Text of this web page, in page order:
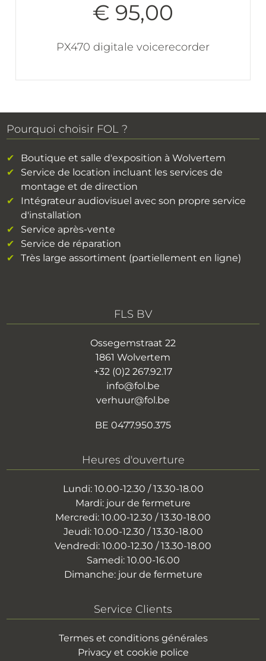
€ 95,00
PX470 digitale voicerecorder
Pourquoi choisir FOL ?
Boutique et salle d'exposition à Wolvertem
Service de location incluant les services de
montage et de direction
Intégrateur audiovisuel avec son propre service
d'installation
Service après-vente
Service de réparation
Très large assortiment (partiellement en ligne)
FLS BV
Ossegemstraat 22
1861 Wolvertem
+32 (0)2 267.92.17
info@fol.be
verhuur@fol.be
BE 0477.950.375
Heures d'ouverture
Lundi: 10.00-12.30 / 13.30-18.00
Mardi: jour de fermeture
Mercredi: 10.00-12.30 / 13.30-18.00
Jeudi: 10.00-12.30 / 13.30-18.00
Vendredi: 10.00-12.30 / 13.30-18.00
Samedi: 10.00-16.00
Dimanche: jour de fermeture
Service Clients
Termes et conditions générales
Privacy et cookie police